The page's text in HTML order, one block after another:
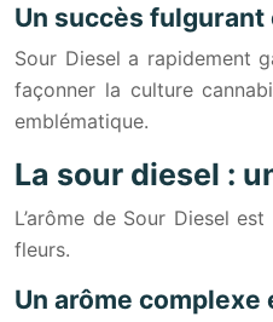
Un succès
Sour Diesel a rapidement
façonner la culture
emblématique.
La sour diesel :
L’arôme de Sour Diesel
fleurs.
Un arôme